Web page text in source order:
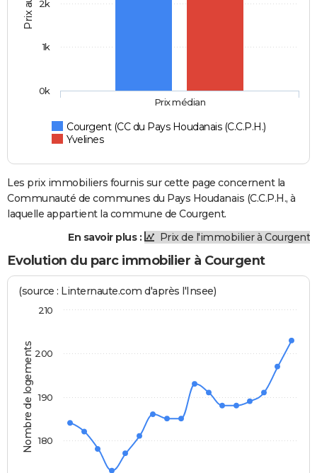
Courgent (CC du Pays Houdanais (C.C.P.H.)
Yvelines
Prix médian
0k
1k
2k
Les prix immobiliers fournis sur cette page concernent la
Communauté de communes du Pays Houdanais (C.C.P.H., à
laquelle appartient la commune de Courgent.
En savoir plus :
Prix de l'immobilier à Courgent
Evolution du parc immobilier à Courgent
Nombre de logements
(source : Linternaute.com d'après l'Insee)
180
190
200
210